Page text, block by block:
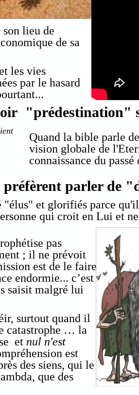
son lieu de
de sa
les vies
par le hasard
"prédestination"
Quand la bible parle
vision globale de
connaissance du
pas
; il ne prévoit
est de le faire
endormie... c’est
saisit malgré lui
surtout quand il
catastrophe … la
et nul n'est
est
des siens, qui le
que des
préfèrent parler de
"élus" et glorifiés parce
qui croit en Lui et